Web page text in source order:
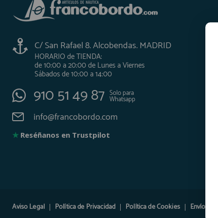
Equipo Personal
Fondeo y Amarre
Fundas, Lonas y Toldos
Kayaks
Libros
Motonautica
Motores
Neveras y Termos
Tiempo Libre
Submarinismo
C/ San Rafael 8. Alcobendas. MADRID
HORARIO de TIENDA:
de 10:00 a 20:00 de Lunes a Viernes
Sábados de 10:00 a 14:00
910 51 49 87 Solo para
Whatsapp
info@francobordo.com
★Reséñanos en Trustpilot
Aviso Legal Política de Privacidad Política de Cookies Envíos y